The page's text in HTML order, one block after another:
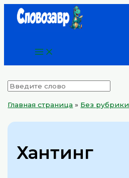
ПерейтиMain
Главная страница » Без рубрики
Хантинг